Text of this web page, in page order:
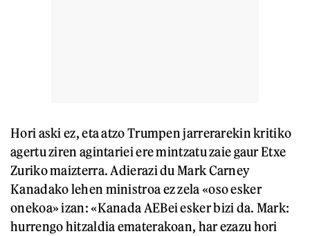
Hori aski ez, eta atzo Trumpen jarrerarekin kritiko
agertu ziren agintariei ere mintzatu zaie gaur Etxe
Zuriko maizterra. Adierazi du Mark Carney
Kanadako lehen ministroa ez zela «oso esker
onekoa» izan: «Kanada AEBei esker bizi da. Mark:
hurrengo hitzaldia ematerakoan, har ezazu hori